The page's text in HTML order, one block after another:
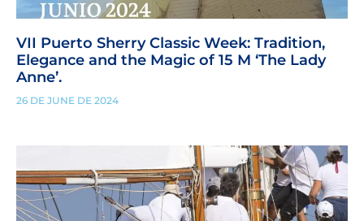
VII Puerto Sherry Classic Week: Tradition,
Elegance and the Magic of 15 M ‘The Lady
Anne’.
26 DE JUNE DE 2024